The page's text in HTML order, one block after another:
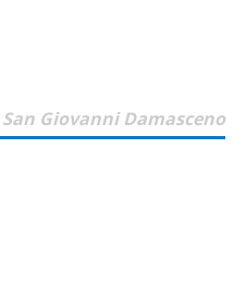
San Giovanni Damasceno